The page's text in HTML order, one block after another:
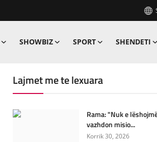
SHOWBIZ SPORT SHENDETI
Lajmet me te lexuara
Rama: "Nuk e
vazhdon misio...
Korrik 30, 2026